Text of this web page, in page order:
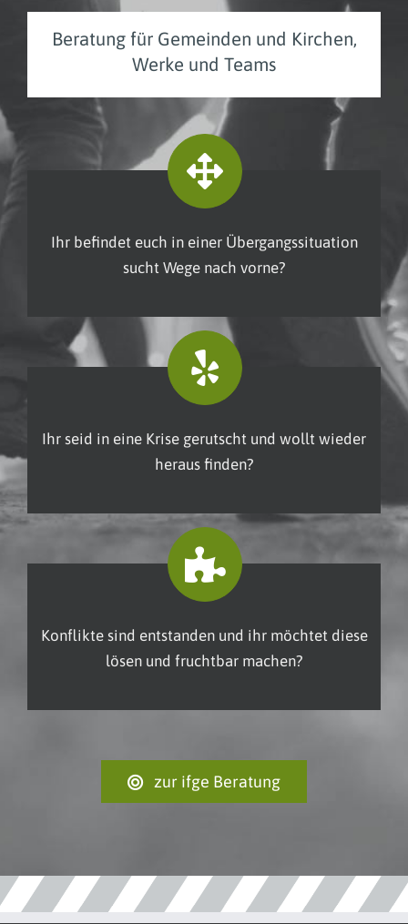
Beratung für Gemeinden und Kirchen,
Werke und Teams
Ihr befindet euch in einer Übergangssituation
sucht Wege nach vorne?
Ihr seid in eine Krise gerutscht und wollt wieder
heraus finden?
Konflikte sind entstanden und ihr möchtet diese
lösen und fruchtbar machen?
zur ifge Beratung